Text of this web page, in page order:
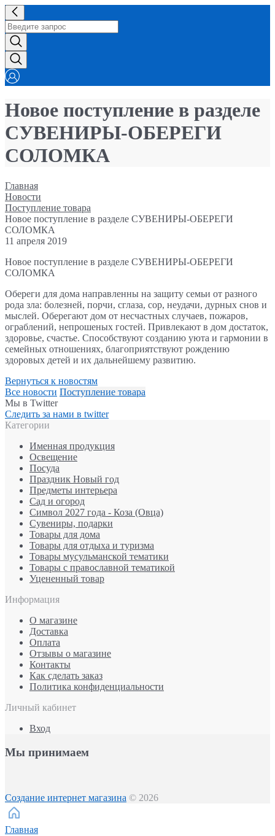
Новое поступление в разделе
СУВЕНИРЫ-ОБЕРЕГИ
СОЛОМКА
Главная
Новости
Поступление товара
Новое поступление в разделе СУВЕНИРЫ-ОБЕРЕГИ
СОЛОМКА
11 апреля 2019
Новое поступление в разделе СУВЕНИРЫ-ОБЕРЕГИ
СОЛОМКА
Обереги для дома направленны на защиту семьи от разного
рода зла: болезней, порчи, сглаза, сор, неудачи, дурных снов и
мыслей. Оберегают дом от несчастных случаев, пожаров,
ограблений, непрошеных гостей. Привлекают в дом достаток,
здоровье, счастье. Способствуют созданию уюта и гармонии в
семейных отношениях, благоприятствуют рождению
здоровых детей и их дальнейшему развитию.
Вернуться к новостям
Все новости Поступление товара
Мы в Twitter
Следить за нами в twitter
Категории
Именная продукция
Освещение
Посуда
Праздник Новый год
Предметы интерьера
Сад и огород
Символ 2027 года - Коза (Овца)
Сувениры, подарки
Товары для дома
Товары для отдыха и туризма
Товары мусульманской тематики
Товары с православной тематикой
Уцененный товар
Информация
О магазине
Доставка
Оплата
Отзывы о магазине
Контакты
Как сделать заказ
Политика конфиденциальности
Личный кабинет
Вход
Мы принимаем
Создание интернет магазина © 2026
Главная